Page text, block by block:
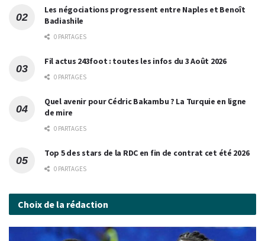
Les négociations progressent entre Naples et Benoît
Badiashile
0 PARTAGES
Fil actus 243foot : toutes les infos du 3 Août 2026
0 PARTAGES
Quel avenir pour Cédric Bakambu ? La Turquie en ligne
de mire
0 PARTAGES
Top 5 des stars de la RDC en fin de contrat cet été 2026
0 PARTAGES
Choix de la rédaction